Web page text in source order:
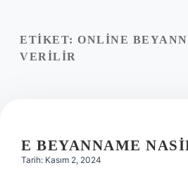
Yasal Uyarı
ETIKET: ONLINE
VERILIR
E BEYANNAME
Tarih: Kasım 2, 2024